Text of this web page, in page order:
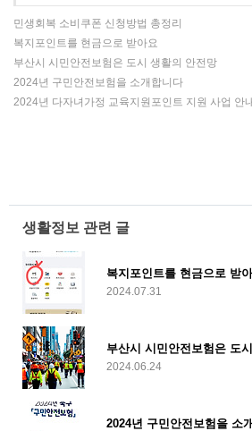
민생회복 소비쿠폰 신청방법 총정리
복지포인트를 현금으로 받아요
부산시 시민안전보험은 도시 생활의 안전망
2024년 구민안전보험을 소개합니다
2024년 다자녀가정 교육지원포인트 지원 사업 안내
생활정보 관련 글
복지포인트를 현금으로 받
2024.07.31
부산시 시민안전보험은 도
2024.06.24
2024년 구민안전보험을 소